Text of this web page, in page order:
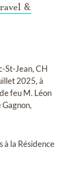
&
St-Jean, CH
2025, à
feu M. Léon
à la Résidence